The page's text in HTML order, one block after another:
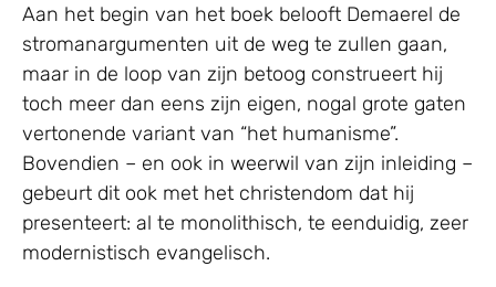
Aan het begin van het boek belooft Demaerel de
stromanargumenten uit de weg te zullen gaan,
maar in de loop van zijn betoog construeert hij
toch meer dan eens zijn eigen, nogal grote gaten
vertonende variant van “het humanisme”.
Bovendien – en ook in weerwil van zijn inleiding –
gebeurt dit ook met het christendom dat hij
presenteert: al te monolithisch, te eenduidig, zeer
modernistisch evangelisch.